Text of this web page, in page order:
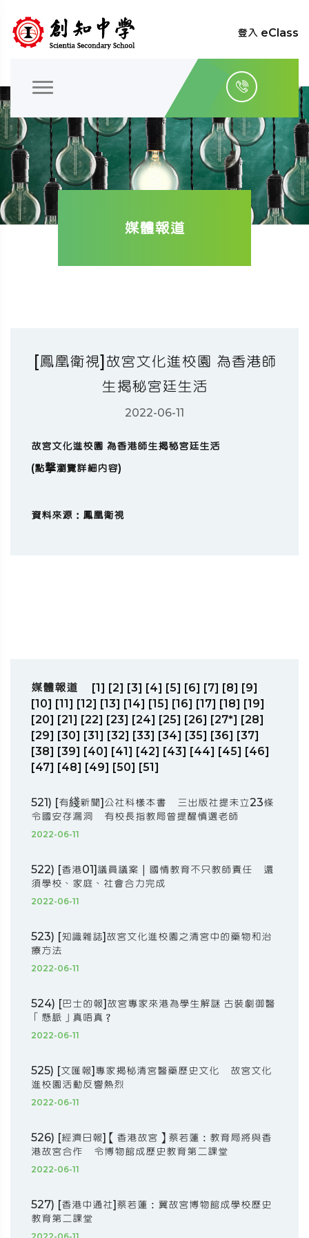
登入 eClass
媒體報道
[鳳凰衛視]故宮文化進校園 為香港師
生揭秘宮廷生活
2022-06-11
故宮文化進校園 為香港師生揭秘宮廷生活
(點撃瀏覽詳細內容)
資料來源：鳳凰衛視
媒體報道 [1] [2] [3] [4] [5] [6] [7] [8] [9]
[10] [11] [12] [13] [14] [15] [16] [17] [18] [19]
[20] [21] [22] [23] [24] [25] [26] [27*] [28]
[29] [30] [31] [32] [33] [34] [35] [36] [37]
[38] [39] [40] [41] [42] [43] [44] [45] [46]
[47] [48] [49] [50] [51]
521) [有綫新聞]公社科樣本書 三出版社提未立23條
令國安存漏洞 有校長指教局曾提醒慎選老師
2022-06-11
522) [香港01]議員議案｜國情教育不只教師責任 還
須學校、家庭、社會合力完成
2022-06-11
523) [知識雜誌]故宮文化進校園之清宮中的藥物和治
療方法
2022-06-11
524) [巴士的報]故宮專家來港為學生解謎 古裝劇御醫
「懸脈」真唔真？
2022-06-11
525) [文匯報]專家揭秘清宮醫藥歷史文化 故宮文化
進校園活動反響熱烈
2022-06-11
526) [經濟日報]【香港故宮】蔡若蓮：教育局將與香
港故宮合作 令博物館成歷史教育第二課堂
2022-06-11
527) [香港中通社]蔡若蓮：冀故宮博物館成學校歷史
教育第二課堂